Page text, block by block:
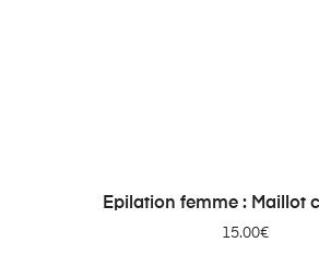
AJOUTER AU
Epilation femme : Maillot
15.00€